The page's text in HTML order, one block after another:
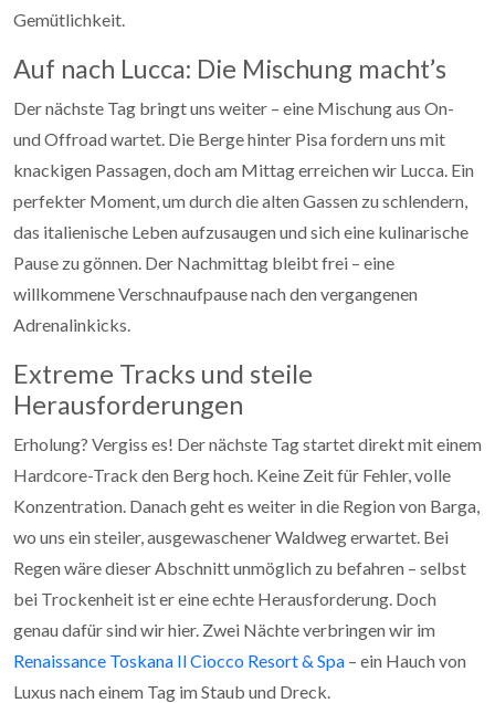
Gemütlichkeit.
Auf nach Lucca: Die Mischung macht’s
Der nächste Tag bringt uns weiter – eine Mischung aus On-
und Offroad wartet. Die Berge hinter Pisa fordern uns mit
knackigen Passagen, doch am Mittag erreichen wir Lucca. Ein
perfekter Moment, um durch die alten Gassen zu schlendern,
das italienische Leben aufzusaugen und sich eine kulinarische
Pause zu gönnen. Der Nachmittag bleibt frei – eine
willkommene Verschnaufpause nach den vergangenen
Adrenalinkicks.
Extreme Tracks und steile
Herausforderungen
Erholung? Vergiss es! Der nächste Tag startet direkt mit einem
Hardcore-Track den Berg hoch. Keine Zeit für Fehler, volle
Konzentration. Danach geht es weiter in die Region von Barga,
wo uns ein steiler, ausgewaschener Waldweg erwartet. Bei
Regen wäre dieser Abschnitt unmöglich zu befahren – selbst
bei Trockenheit ist er eine echte Herausforderung. Doch
genau dafür sind wir hier. Zwei Nächte verbringen wir im
Renaissance Toskana Il Ciocco Resort & Spa – ein Hauch von
Luxus nach einem Tag im Staub und Dreck.